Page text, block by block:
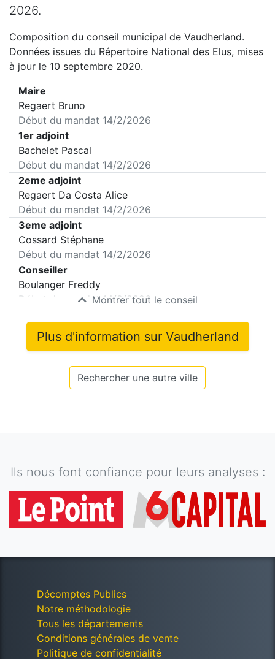
2026.
Composition du conseil municipal de Vaudherland.
Données issues du Répertoire National des Elus, mises
à jour le 10 septembre 2020.
Maire
Regaert Bruno
Début du mandat 14/2/2026
1er adjoint
Bachelet Pascal
Début du mandat 14/2/2026
2eme adjoint
Regaert Da Costa Alice
Début du mandat 14/2/2026
3eme adjoint
Cossard Stéphane
Début du mandat 14/2/2026
Conseiller
Boulanger Freddy
Début du mandat14/2/2026
Montrer tout le conseil
Plus d'information sur Vaudherland
Rechercher une autre ville
Ils nous font confiance pour leurs analyses :
Décomptes Publics
Notre méthodologie
Tous les départements
Conditions générales de vente
Politique de confidentialité